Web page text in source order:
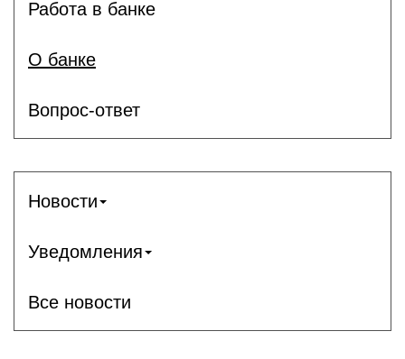
Работа в банке
О банке
Вопрос-ответ
Новости
Уведомления
Все новости